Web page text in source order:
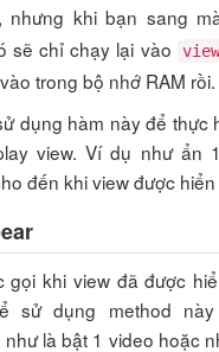
, nhưng khi bạn sang
sẽ chỉ chạy lại vào
trong bộ nhớ RAM rồi.
dụng hàm này để thực
view. Ví dụ như ẩn
đến khi view được
gọi khi view đã được
sử dụng method
như là bật 1 video hoặc